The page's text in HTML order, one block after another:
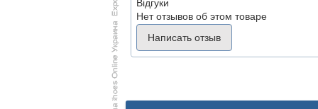
Відгуки
Нет отзывов об этом товаре
Написать отзыв